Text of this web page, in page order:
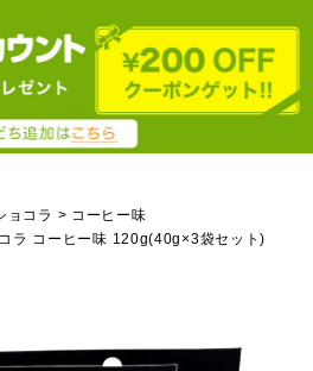
ョコラ
コーヒー味
コラ コーヒー味 120g(40g×3袋セット)